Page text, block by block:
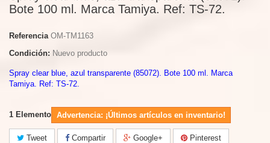
Bote 100 ml. Marca Tamiya. Ref: TS-72.
Referencia OM-TM1163
Condición: Nuevo producto
Spray clear blue, azul transparente (85072). Bote 100 ml. Marca
Tamiya. Ref: TS-72.
1 Elemento Advertencia: ¡Últimos artículos en inventario!
Tweet Compartir Google+ Pinterest